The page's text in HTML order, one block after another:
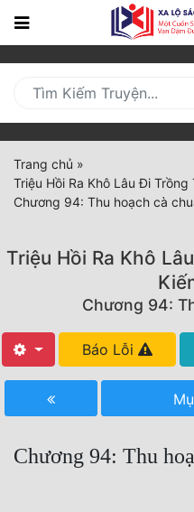
Trang
Mới
Cập
Nhật
(current)
BXH
Truyện Mới Ra
Hoàn Thành
Hậu Cung
Trang chủ »
Triệu Hồi Ra Khô Lâu Đi Trồng
Chương 94: Thu hoạch cà
Triệu Hồi Ra Khô
Chương 94:
Báo Lỗi
Chương 94: Thu